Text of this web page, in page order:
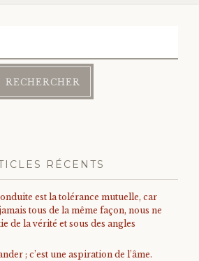
RÉCENTS
est la tolérance mutuelle, car
tous de la même façon, nous ne
de la vérité et sous des angles
; c’est une aspiration de l’âme.